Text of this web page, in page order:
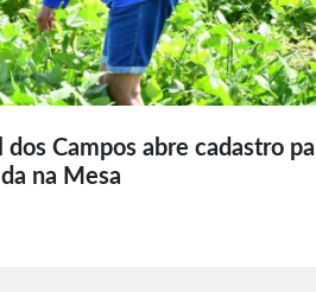
Campos abre cadastro
na Mesa